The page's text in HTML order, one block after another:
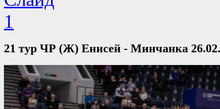
21 тур ЧР (Ж) Енисей - Минчанка